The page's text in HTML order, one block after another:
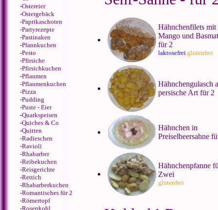
-Ostereier
-Ostergebäck
-Paprikaschoten
-Partyrezepte
-Pastinaken
-Pfannkuchen
-Pesto
-Pfirsiche
-Pfirsichkuchen
-Pflaumen
-Pflaumenkuchen
-Pizza
-Pudding
-Puste - Eier
-Quarkspeisen
-Quiches & Co
-Quitten
-Radieschen
-Ravioli
-Rhabarber
-Reibekuchen
-Reisgerichte
-Rettich
-Rhabarberkuchen
-Romantisches für 2
-Römertopf
-Rosenkohl
Hähnchenfilets mit
Mango und
für 2
laktosefrei glutenfrei
Hähnchengulasch
persische Art für 2
Hähnchen in
Preiselbeersahne
Hähnchenpfanne
Zwei
glutenfrei